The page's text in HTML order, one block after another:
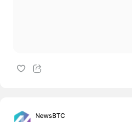
NewsBTC